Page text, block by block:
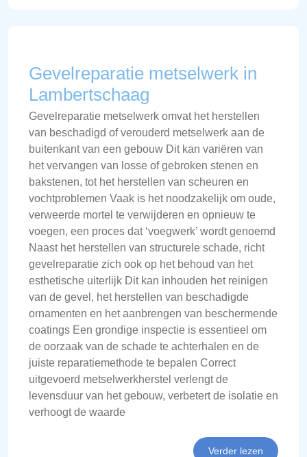
Gevelreparatie metselwerk in
Lambertschaag
Gevelreparatie metselwerk omvat het herstellen
van beschadigd of verouderd metselwerk aan de
buitenkant van een gebouw Dit kan variëren van
het vervangen van losse of gebroken stenen en
bakstenen, tot het herstellen van scheuren en
vochtproblemen Vaak is het noodzakelijk om oude,
verweerde mortel te verwijderen en opnieuw te
voegen, een proces dat ‘voegwerk’ wordt genoemd
Naast het herstellen van structurele schade, richt
gevelreparatie zich ook op het behoud van het
esthetische uiterlijk Dit kan inhouden het reinigen
van de gevel, het herstellen van beschadigde
ornamenten en het aanbrengen van beschermende
coatings Een grondige inspectie is essentieel om
de oorzaak van de schade te achterhalen en de
juiste reparatiemethode te bepalen Correct
uitgevoerd metselwerkherstel verlengt de
levensduur van het gebouw, verbetert de isolatie en
verhoogt de waarde
Verder lezen